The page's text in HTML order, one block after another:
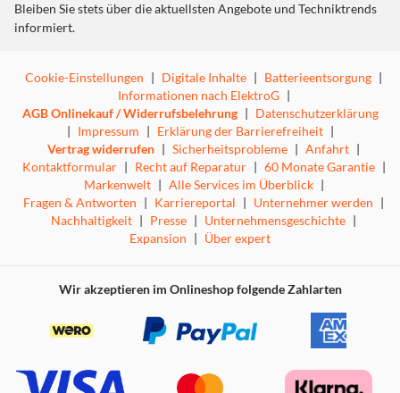
Bleiben Sie stets über die aktuellsten Angebote und Techniktrends
informiert.
Cookie-Einstellungen | Digitale Inhalte | Batterieentsorgung |
Informationen nach ElektroG |
AGB Onlinekauf / Widerrufsbelehrung | Datenschutzerklärung
| Impressum | Erklärung der Barrierefreiheit |
Vertrag widerrufen | Sicherheitsprobleme | Anfahrt |
Kontaktformular | Recht auf Reparatur | 60 Monate Garantie |
Markenwelt | Alle Services im Überblick |
Fragen & Antworten | Karriereportal | Unternehmer werden |
Nachhaltigkeit | Presse | Unternehmensgeschichte |
Expansion | Über expert
Wir akzeptieren im Onlineshop folgende Zahlarten